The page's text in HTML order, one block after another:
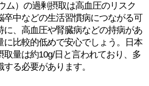
ム）の過剰摂取は高血圧のリスク
卒中などの生活習慣病につながる可
に、高血圧や腎臓病などの持病があ
に比較的低めで安心でしょう。日本
取量は約10g/日と言われており、多
る必要があります。